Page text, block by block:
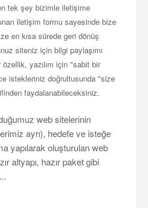
tek şey bizimle iletişime
iletişim formu sayesinde bize
en kısa sürede geri dönüş
siteniz için bilgi paylaşımı
yazılım için "sabit bir
istekleriniz doğrultusunda "size
faydalanabileceksiniz.
web sitelerinin
ayrı), hedefe ve isteğe
yapılarak oluşturulan web
altyapı, hazır paket gibi